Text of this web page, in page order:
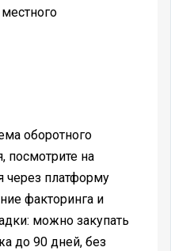
оборотного
посмотрите на
через платформу
факторинга и
можно закупать
до 90 дней, без